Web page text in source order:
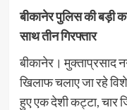
बीकानेर पुलिस की बड़ी
साथ तीन गिरफ्तार
बीकानेर। मुक्ताप्रसाद
खिलाफ चलाए जा रहे
हुए एक देशी कट्टा, चार